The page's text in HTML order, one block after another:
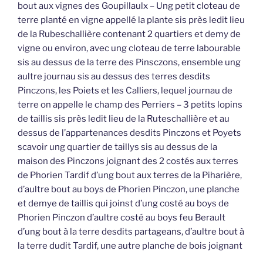
bout aux vignes des Goupillaulx – Ung petit cloteau de
terre planté en vigne appellé la plante sis près ledit lieu
de la Rubeschallière contenant 2 quartiers et demy de
vigne ou environ, avec ung cloteau de terre labourable
sis au dessus de la terre des Pinsczons, ensemble ung
aultre journau sis au dessus des terres desdits
Pinczons, les Poiets et les Calliers, lequel journau de
terre on appelle le champ des Perriers – 3 petits lopins
de taillis sis près ledit lieu de la Ruteschallière et au
dessus de l’appartenances desdits Pinczons et Poyets
scavoir ung quartier de taillys sis au dessus de la
maison des Pinczons joignant des 2 costés aux terres
de Phorien Tardif d’ung bout aux terres de la Piharière,
d’aultre bout au boys de Phorien Pinczon, une planche
et demye de taillis qui joinst d’ung costé au boys de
Phorien Pinczon d’aultre costé au boys feu Berault
d’ung bout à la terre desdits partageans, d’aultre bout à
la terre dudit Tardif, une autre planche de bois joignant